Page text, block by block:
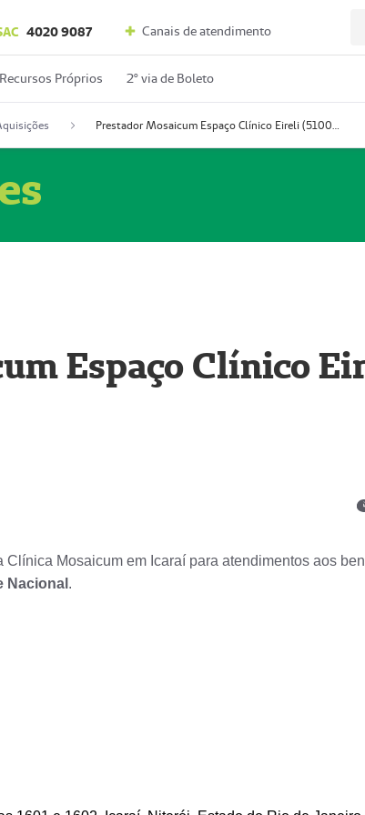
4020 9087 Canais de atendimento
Recursos Próprios 2º via de Boleto
Prestador Mosaicum Espaço Clínico Eireli (51004355-5)
Espaço Clínico
Clínica Mosaicum em Icaraí para atendimentos aos
Nacional .